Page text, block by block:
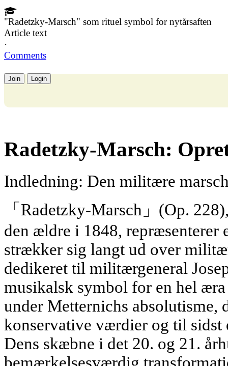
"Radetzky-Marsch" som rituel symbol for nytårsaften
Article text
·
Comments
Join Login
Radetzky-Marsch:
Indledning: Den militære
「Radetzky-Marsch」(Op.
den ældre i 1848, repræsenterer
strækker sig langt ud over
dedikeret til militærgeneral
musikalsk symbol for en hel
under Metternichs absolutisme,
konservative værdier og til sidst
Dens skæbne i det 20. og 21.